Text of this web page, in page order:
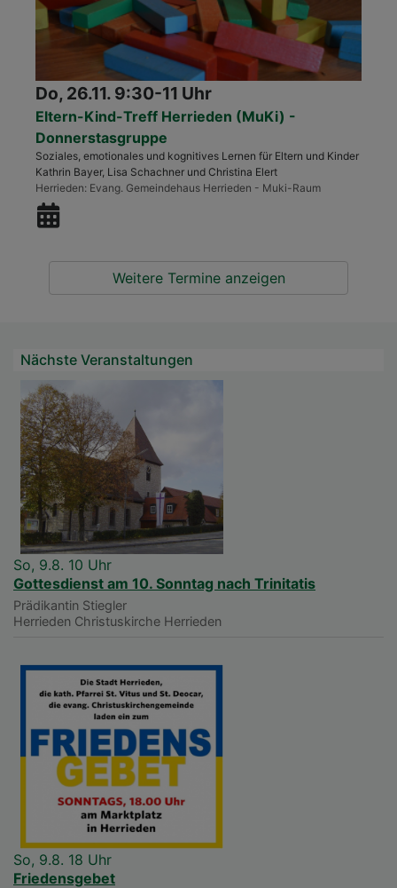
Do, 26.11. 9:30-11 Uhr
Eltern-Kind-Treff Herrieden (MuKi) -
Donnerstasgruppe
Soziales, emotionales und kognitives Lernen für Eltern und Kinder
Kathrin Bayer, Lisa Schachner und Christina Elert
Herrieden Evang. Gemeindehaus Herrieden - Muki-Raum
Weitere Termine anzeigen
Nächste Veranstaltungen
So, 9.8. 10 Uhr
Gottesdienst am 10. Sonntag nach Trinitatis
Prädikantin Stiegler
Herrieden Christuskirche Herrieden
So, 9.8. 18 Uhr
Friedensgebet